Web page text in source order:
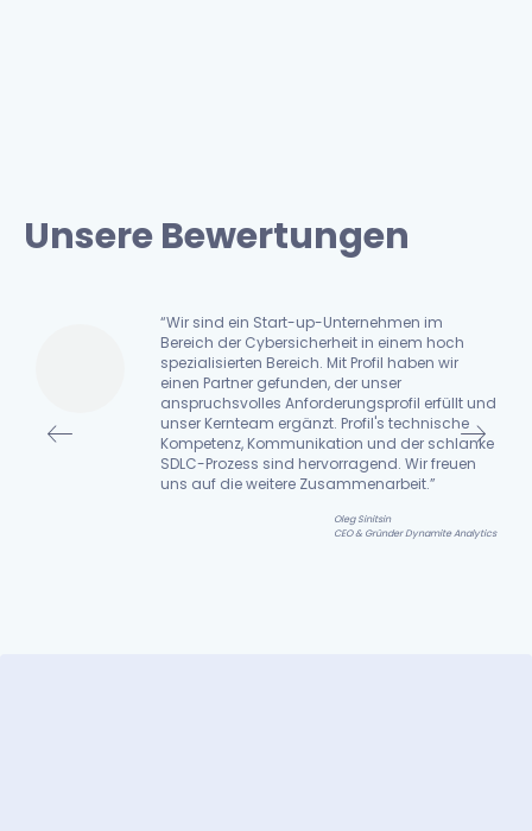
Unsere Bewertungen
“Wir sind ein Start-up-Unternehmen im
Bereich der Cybersicherheit in einem hoch
spezialisierten Bereich. Mit Profil haben wir
einen Partner gefunden, der unser
anspruchsvolles Anforderungsprofil erfüllt und
unser Kernteam ergänzt. Profil's technische
Kompetenz, Kommunikation und der schlanke
SDLC-Prozess sind hervorragend. Wir freuen
uns auf die weitere Zusammenarbeit.”
Oleg Sinitsin
CEO & Gründer Dynamite Analytics